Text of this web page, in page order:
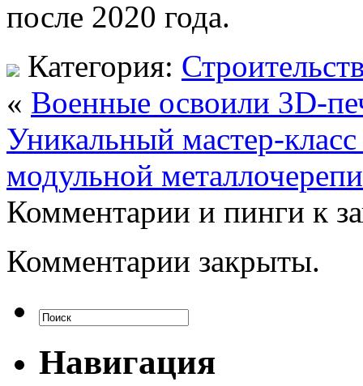
после 2020 года.
Категория:
« Военные освоили 3D-
Уникальный мастер-
модульной
Комментарии и пинги к
Комментарии закрыты.
Навигация